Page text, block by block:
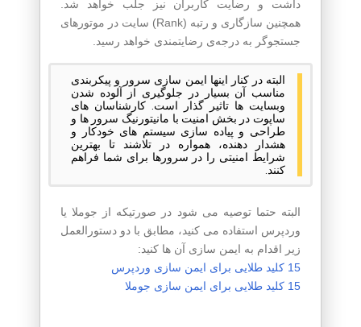
داشت و رضایت کاربران نیز جلب خواهد شد.
همچنین سازگاری و رتبه (Rank) سایت در موتورهای
جستجوگر به درجه‌ی رضایتمندی خواهد رسید.
البته در کنار اینها ایمن سازی سرور و پیکربندی
مناسب آن بسیار در جلوگیری از آلوده شدن
وبسایت ها تاثیر گذار است. کارشناسان های
ساپوت در بخش امنیت با مانیتورنیگ سرور ها و
طراحی و پیاده سازی سیستم های خودکار و
هشدار دهنده، همواره در تلاشند تا بهترین
شرایط امنیتی را در سرورها برای شما فراهم
کنند.
البته حتما توصیه می شود در صورتیکه از جوملا یا
وردپرس استفاده می کنید، مطابق با دو دستورالعمل
زیر اقدام به ایمن سازی آن ها کنید:
15 کلید طلایی برای ایمن سازی وردپرس
15 کلید طلایی برای ایمن سازی جوملا